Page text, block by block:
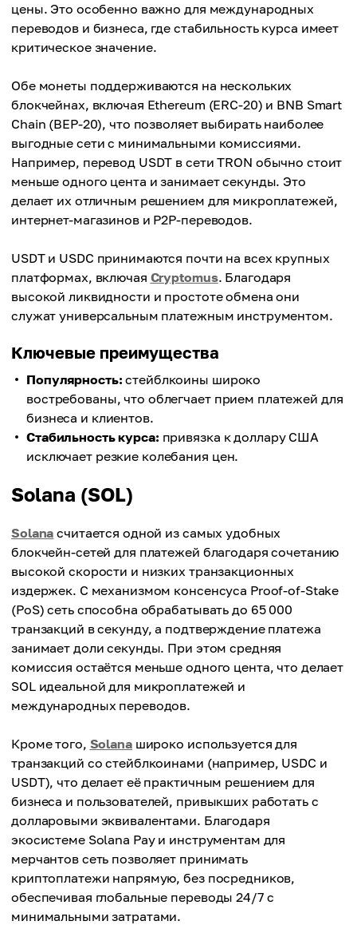
цены. Это особенно важно для международных
переводов и бизнеса, где стабильность курса имеет
критическое значение.
Обе монеты поддерживаются на нескольких
блокчейнах, включая Ethereum (ERC-20) и BNB Smart
Chain (BEP-20), что позволяет выбирать наиболее
выгодные сети с минимальными комиссиями.
Например, перевод USDT в сети TRON обычно стоит
меньше одного цента и занимает секунды. Это
делает их отличным решением для микроплатежей,
интернет-магазинов и P2P-переводов.
USDT и USDC принимаются почти на всех крупных
платформах, включая Cryptomus. Благодаря
высокой ликвидности и простоте обмена они
служат универсальным платежным инструментом.
Ключевые преимущества
Популярность: стейблкоины широко
востребованы, что облегчает прием платежей для
бизнеса и клиентов.
Стабильность курса: привязка к доллару США
исключает резкие колебания цен.
Solana (SOL)
Solana считается одной из самых удобных
блокчейн-сетей для платежей благодаря сочетанию
высокой скорости и низких транзакционных
издержек. С механизмом консенсуса Proof-of-Stake
(PoS) сеть способна обрабатывать до 65 000
транзакций в секунду, а подтверждение платежа
занимает доли секунды. При этом средняя
комиссия остаётся меньше одного цента, что делает
SOL идеальной для микроплатежей и
международных переводов.
Кроме того, Solanaшироко используется для
транзакций со стейблкоинами (например, USDC и
USDT), что делает её практичным решением для
бизнеса и пользователей, привыкших работать с
долларовыми эквивалентами. Благодаря
экосистеме Solana Pay и инструментам для
мерчантов сеть позволяет принимать
криптоплатежи напрямую, без посредников,
обеспечивая глобальные переводы 24/7 с
минимальными затратами.